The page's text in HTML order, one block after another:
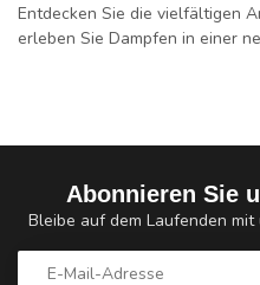
Entdecken Sie die vielfältigen
erleben Sie Dampfen in einer
Abonnieren Sie
Bleibe auf dem Laufenden